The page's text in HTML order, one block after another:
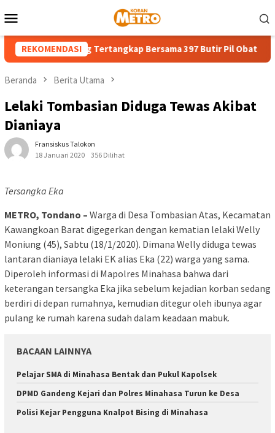
ke
Mobile
REKOMENDASI
di Bitung Tertangkap Bersama 397 Butir Pil Obat Keras
Beranda Berita Utama
Lelaki Tombasian Diduga Tewas Akibat
Dianiaya
Fransiskus Talokon
18 Januari 2020
356 Dilihat
Tersangka Eka
METRO, Tondano – Warga di Desa Tombasian Atas, Kecamatan
Kawangkoan Barat digegerkan dengan kematian lelaki Welly
Moniung (45), Sabtu (18/1/2020). Dimana Welly diduga tewas
lantaran dianiaya lelaki EK alias Eka (22) warga yang sama.
Diperoleh informasi di Mapolres Minahasa bahwa dari
keterangan tersangka Eka jika sebelum kejadian korban sedang
berdiri di depan rumahnya, kemudian ditegur oleh ibunya agar
pulang ke rumah karena sudah dalam keadaan mabuk.
BACAAN LAINNYA
Pelajar SMA di Minahasa Bentak dan Pukul Kapolsek
DPMD Gandeng Kejari dan Polres Minahasa Turun ke Desa
Polisi Kejar Pengguna Knalpot Bising di Minahasa